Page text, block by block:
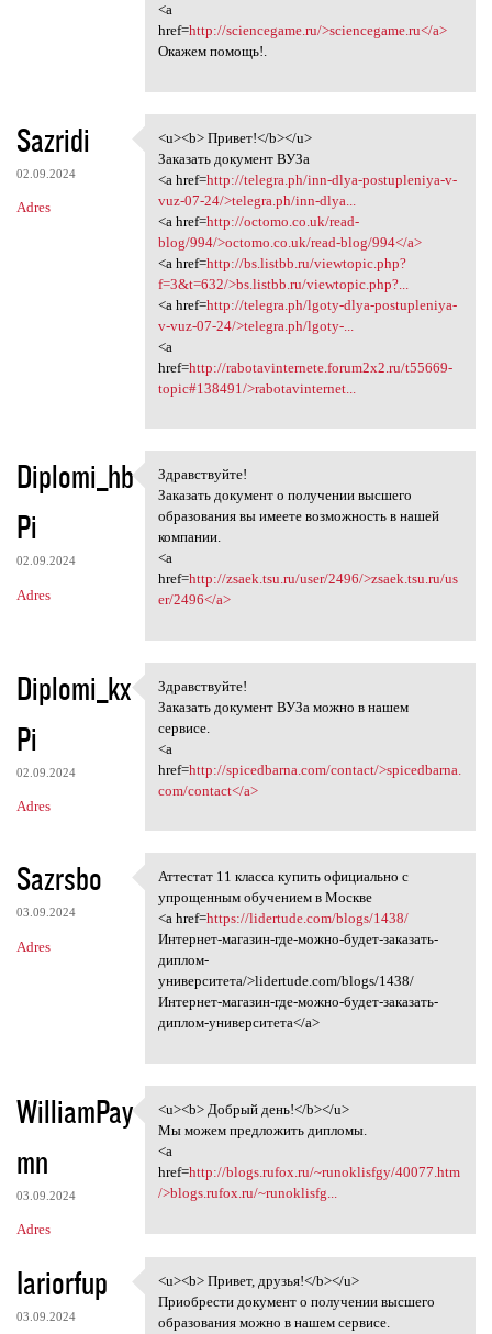
<a
href=http://sciencegame.ru/>sciencegame.ru</a>
Окажем помощь!.
Sazridi
02.09.2024
Adres
<u><b> Привет!</b></u>
<u><b> Привет!</b></u>
Заказать документ ВУЗа
<a href=http://telegra.ph/inn-dlya-postupleniya-v-
vuz-07-24/>telegra.ph/inn-dlya...
<a href=http://octomo.co.uk/read-
blog/994/>octomo.co.uk/read-blog/994</a>
<a href=http://bs.listbb.ru/viewtopic.php?
f=3&t=632/>bs.listbb.ru/viewtopic.php?...
<a href=http://telegra.ph/lgoty-dlya-postupleniya-
v-vuz-07-24/>telegra.ph/lgoty-...
<a
href=http://rabotavinternete.forum2x2.ru/t55669-
topic#138491/>rabotavinternet...
Diplomi_hb
Pi
02.09.2024
Adres
Здравствуйте!
Здравствуйте!
Заказать документ о получении высшего
образования вы имеете возможность в нашей
компании.
<a
href=http://zsaek.tsu.ru/user/2496/>zsaek.tsu.ru/us
er/2496</a>
Diplomi_kx
Pi
02.09.2024
Adres
Здравствуйте!
Здравствуйте!
Заказать документ ВУЗа можно в нашем
сервисе.
<a
href=http://spicedbarna.com/contact/>spicedbarna.
com/contact</a>
Sazrsbo
03.09.2024
Adres
Аттестат 11 класса купить
Аттестат 11 класса купить официально с
упрощенным обучением в Москве
<a href=https://lidertude.com/blogs/1438/
Интернет-магазин-где-можно-будет-заказать-
диплом-
университета/>lidertude.com/blogs/1438/
Интернет-магазин-где-можно-будет-заказать-
диплом-университета</a>
WilliamPay
mn
03.09.2024
Adres
<u><b> Добрый день!</b></u>
<u><b> Добрый день!</b></u>
Мы можем предложить дипломы.
<a
href=http://blogs.rufox.ru/~runoklisfgy/40077.htm
/>blogs.rufox.ru/~runoklisfg...
Iariorfup
03.09.2024
<u><b> Привет, друзья!</b></u
<u><b> Привет, друзья!</b></u>
Приобрести документ о получении высшего
образования можно в нашем сервисе.